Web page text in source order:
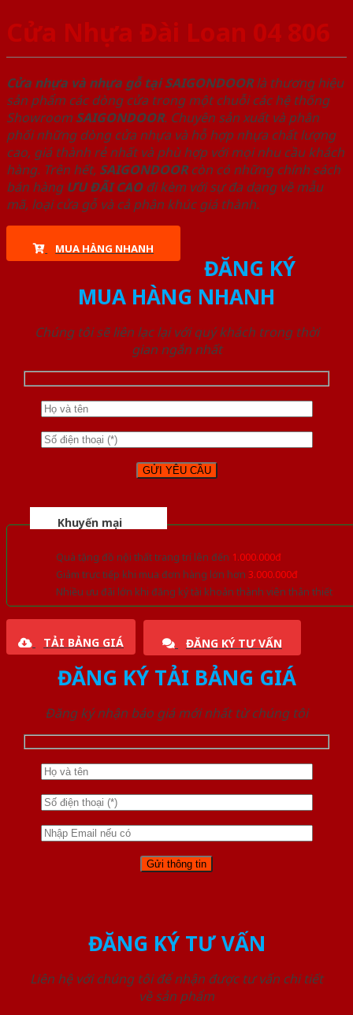
Cửa Nhựa Đài Loan 04 806
Cửa nhựa và nhựa gỗ tại SAIGONDOORlà thương hiệu
sản phẩm các dòng cửa trong một chuỗi các hệ thống
Showroom SAIGONDOOR. Chuyên sản xuất và phân
phối những dòng cửa nhựa và hỗ hợp nhựa chất lượng
cao, giá thành rẻ nhất và phù hợp với mọi nhu cầu khách
hàng. Trên hết, SAIGONDOORcòn có những chính sách
bán hàng ƯU ĐÃI CAOđi kèm với sự đa dạng về mẫu
mã, loại cửa gỗ và cả phân khúc giá thành.
MUA HÀNG NHANH
ĐĂNG KÝ
MUA HÀNG NHANH
Chúng tôi sẽ liên lạc lại với quý khách trong thời
gian ngắn nhất
Khuyến mại
Quà tặng đồ nội thất trang trí lên đến 1.000.000đ
Giảm trực tiếp khi mua đơn hàng lớn hơn 3.000.000đ
Nhiều ưu đãi lớn khi đăng ký tài khoản thành viên thân thiết
TẢI BẢNG GIÁ ĐĂNG KÝ TƯ VẤN
ĐĂNG KÝ TẢI BẢNG GIÁ
Đăng ký nhận báo giá mới nhất từ chúng tôi
ĐĂNG KÝ TƯ VẤN
Liên hệ với chúng tôi để nhận được tư vấn chi tiết
về sản phẩm